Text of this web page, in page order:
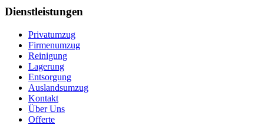
Dienstleistungen
Privatumzug
Firmenumzug
Reinigung
Lagerung
Entsorgung
Auslandsumzug
Kontakt
Über Uns
Offerte